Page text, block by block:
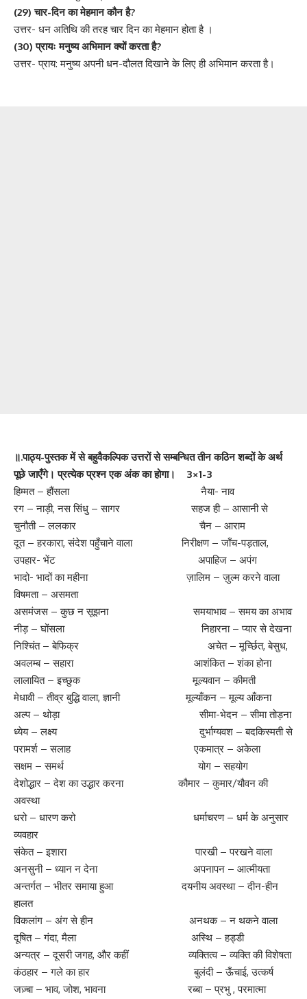
(29) चार-दिन का मेहमान कौन है?
उत्तर- धन अतिथि की तरह चार दिन का मेहमान होता है ।
(30) प्रायः मनुष्य अभिमान क्यों करता है?
उत्तर- प्राय: मनुष्य अपनी धन-दौलत दिखाने के लिए ही अभिमान करता है।
॥.पाठ्य-पुस्तक में से बहुवैकल्पिक उत्तरों से सम्बन्धित तीन कठिन शब्दों के अर्थ
पूछे जाएँगे। प्रत्येक प्रश्न एक अंकका होगा। 3×1-3
हिम्मत – हौंसला नैया- नाव
रग – नाड़ी, नस सिंधु – सागर सहज ही – आसानी से
चुनौती – ललकार चैन – आराम
दूत – हरकारा, संदेश पहुँचाने वाला निरीक्षण – जाँच-पड़ताल,
उपहार- भेंट अपाहिज – अपंग
भादो- भादों का महीना ज़ालिम – ज़ुल्म करने वाला
विषमता – असमता
असमंजस – कुछ न सूझना समयाभाव – समय का अभाव
नीड़ – घोंसला निहारना – प्यार से देखना
निश्चिंत – बेफिक्र अचेत – मूर्च्छित, बेसुध,
अवलम्ब – सहारा आशंकित – शंका होना
लालायित – इच्छुक मूल्यवान – कीमती
मेधावी – तीव्र बुद्धि वाला, ज्ञानी मूल्याँकन – मूल्य आँकना
अल्प – थोड़ा सीमा-भेदन – सीमा तोड़ना
ध्येय – लक्ष्य दुर्भाग्यवश – बदकिस्मती से
परामर्श – सलाह एकमात्र – अकेला
सक्षम – समर्थ योग – सहयोग
देशोद्धार – देश का उद्धार करना कौमार – कुमार/यौवन की
अवस्था
धरो – धारण करो धर्माचरण – धर्म के अनुसार
व्यवहार
संकेत – इशारा पारखी – परखने वाला
अनसुनी – ध्यान न देना अपनापन – आत्मीयता
अन्तर्गत – भीतर समाया हुआ दयनीय अवस्था – दीन-हीन
हालत
विकलांग – अंग से हीन अनथक – न थकने वाला
दूषित – गंदा, मैला अस्थि – हड्डी
अन्यत्र – दूसरी जगह, और कहीं व्यक्तित्व – व्यक्ति की विशेषता
कंठहार – गले का हार बुलंदी – ऊँचाई, उत्कर्ष
जज़्बा – भाव, जोश, भावना रब्बा – प्रभु , परमात्मा